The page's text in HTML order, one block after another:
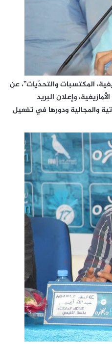
المكتسبات والتحدّيات”، عن
وإعلان البريد
والمجالية ودورها في تفعيل